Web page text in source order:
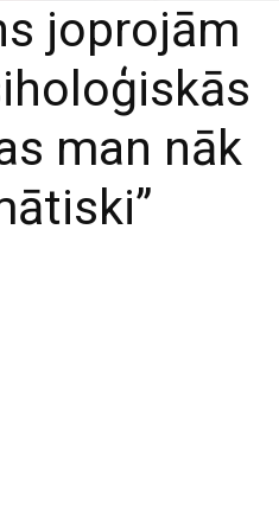
joprojām
man nāk